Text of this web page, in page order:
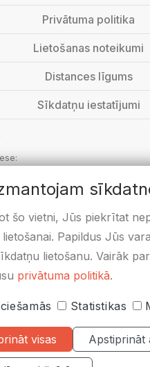
Privātuma politika
Lietošanas noteikumi
Distances līgums
Sīkdatņu iestatījumi
LV48703001414
UNLALV2X,
HABALV22,
Pakavs.lv
Visas tiesības
šo vietni, Jūs piekrītat
Papildus Jūs
lietošanu. Vairāk
privātuma politikā.
Statistikas
Apstiprināt visas